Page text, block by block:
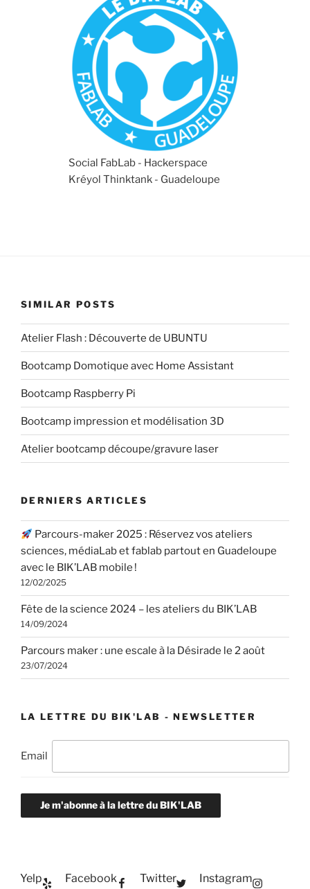
Social FabLab - Hackerspace
Kréyol Thinktank - Guadeloupe
SIMILAR POSTS
Atelier Flash : Découverte de UBUNTU
Bootcamp Domotique avec Home Assistant
Bootcamp Raspberry Pi
Bootcamp impression et modélisation 3D
Atelier bootcamp découpe/gravure laser
DERNIERS ARTICLES
Parcours-maker 2025 : Réservez vos ateliers
sciences, médiaLab et fablab partout en Guadeloupe
avec le BIK’LAB mobile !
12/02/2025
Fête de la science 2024 – les ateliers du BIK’LAB
14/09/2024
Parcours maker : une escale à la Désirade le 2 août
23/07/2024
LA LETTRE DU BIK'LAB - NEWSLETTER
Email
Je m'abonne à la lettre du BIK'LAB
Yelp Facebook Twitter Instagram